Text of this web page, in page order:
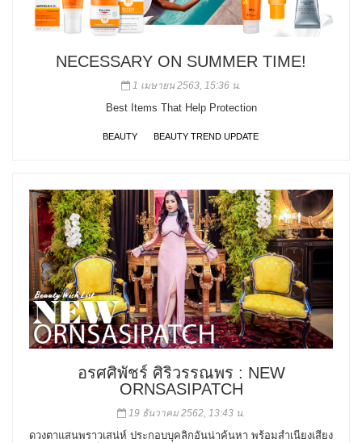
NECESSARY ON SUMMER TIME!
1 เมษายน 2563, 15:36 น.
Best Items That Help Protection
BEAUTY BEAUTY TREND UPDATE
อรศศิพัชร์ ศิริวรรณพร : NEW
ORNSASIPATCH
19 ธันวาคม 2562, 13:43 น.
ดวงตาแสนพราวเสน่ห์ ประกอบบุคลิกอันน่าค้นหา พร้อมสำเนียงเสียง